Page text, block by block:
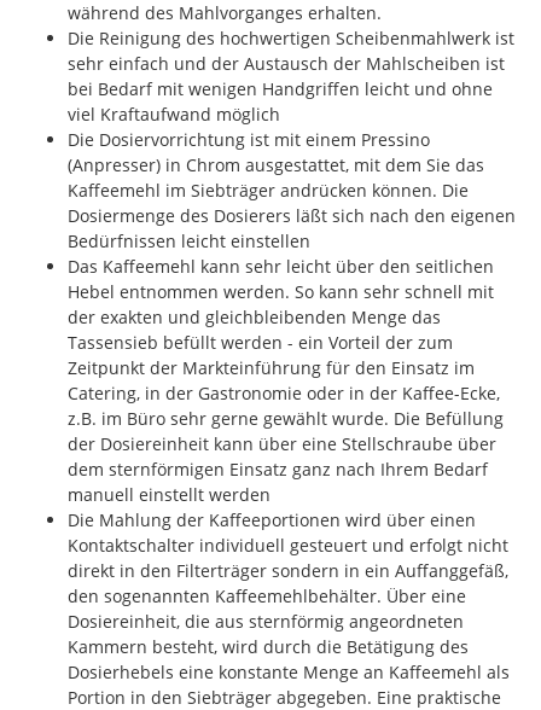
während des Mahlvorganges erhalten.
Die Reinigung des hochwertigen Scheibenmahlwerk ist
sehr einfach und der Austausch der Mahlscheiben ist
bei Bedarf mit wenigen Handgriffen leicht und ohne
viel Kraftaufwand möglich
Die Dosiervorrichtung ist mit einem Pressino
(Anpresser) in Chrom ausgestattet, mit dem Sie das
Kaffeemehl im Siebträger andrücken können. Die
Dosiermenge des Dosierers läßt sich nach den eigenen
Bedürfnissen leicht einstellen
Das Kaffeemehl kann sehr leicht über den seitlichen
Hebel entnommen werden. So kann sehr schnell mit
der exakten und gleichbleibenden Menge das
Tassensieb befüllt werden - ein Vorteil der zum
Zeitpunkt der Markteinführung für den Einsatz im
Catering, in der Gastronomie oder in der Kaffee-Ecke,
z.B. im Büro sehr gerne gewählt wurde. Die Befüllung
der Dosiereinheit kann über eine Stellschraube über
dem sternförmigen Einsatz ganz nach Ihrem Bedarf
manuell einstellt werden
Die Mahlung der Kaffeeportionen wird über einen
Kontaktschalter individuell gesteuert und erfolgt nicht
direkt in den Filterträger sondern in ein Auffanggefäß,
den sogenannten Kaffeemehlbehälter. Über eine
Dosiereinheit, die aus sternförmig angeordneten
Kammern besteht, wird durch die Betätigung des
Dosierhebels eine konstante Menge an Kaffeemehl als
Portion in den Siebträger abgegeben. Eine praktische